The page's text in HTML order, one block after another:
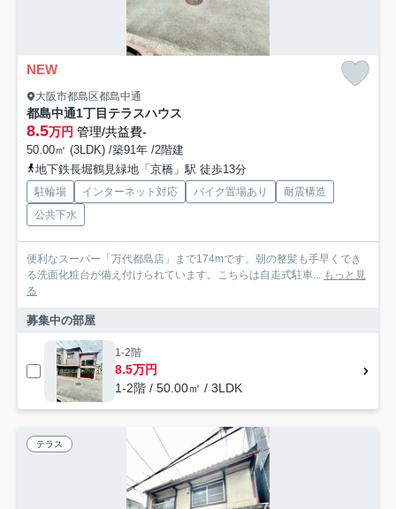
NEW
大阪市都島区都島中通
都島中通1丁目テラスハウス
8.5万円 管理/共益費-
50.00㎡ (3LDK) /築91年 /2階建
地下鉄長堀鶴見緑地「京橋」駅 徒歩13分
駐輪場 インターネット対応 バイク置場あり
耐震構造
公共下水
便利なスーパー「万代都島店」まで174mです。朝の整髪も手早くでき
る洗面化粧台が備え付けられています。こちらは自走式駐車... もっと見
る
募集中の部屋
1-2階
8.5万円
1-2階 / 50.00㎡ / 3LDK
テラス